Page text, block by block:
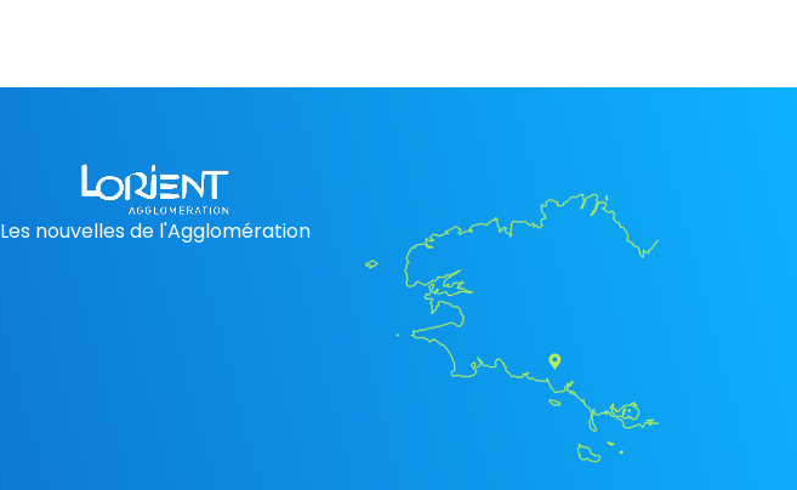
Les nouvelles de l'Agglomération